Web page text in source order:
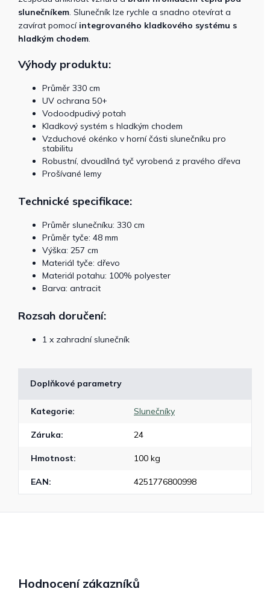
slunečníkem. Slunečník lze rychle a snadno otevírat a
zavírat pomocí integrovaného kladkového systému s
hladkým chodem.
Výhody produktu:
Průměr 330 cm
UV ochrana 50+
Vodoodpudivý potah
Kladkový systém s hladkým chodem
Vzduchové okénko v horní části slunečníku pro
stabilitu
Robustní, dvoudílná tyč vyrobená z pravého dřeva
Prošívané lemy
Technické specifikace:
Průměr slunečníku: 330 cm
Průměr tyče: 48 mm
Výška: 257 cm
Materiál tyče: dřevo
Materiál potahu: 100% polyester
Barva: antracit
Rozsah doručení:
1 x zahradní slunečník
Doplňkové parametry
Kategorie: Slunečníky
Záruka: 24
Hmotnost: 100 kg
EAN: 4251776800998
Hodnocení zákazníků